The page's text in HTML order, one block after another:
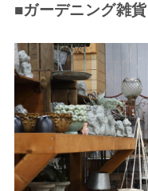
■ガーデニング雑貨